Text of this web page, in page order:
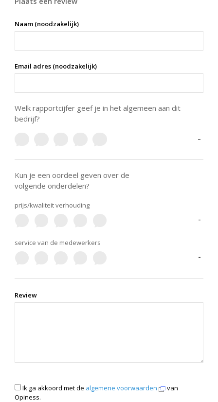
Naam (noodzakelijk)
Email adres (noodzakelijk)
Welk rapportcijfer geef je in het algemeen aan dit
bedrijf?
-
Kun je een oordeel geven over de
volgende onderdelen?
prijs/kwaliteit verhouding
-
service van de medewerkers
-
Review
Ik ga akkoord met de algemene voorwaarden
van
Opiness.